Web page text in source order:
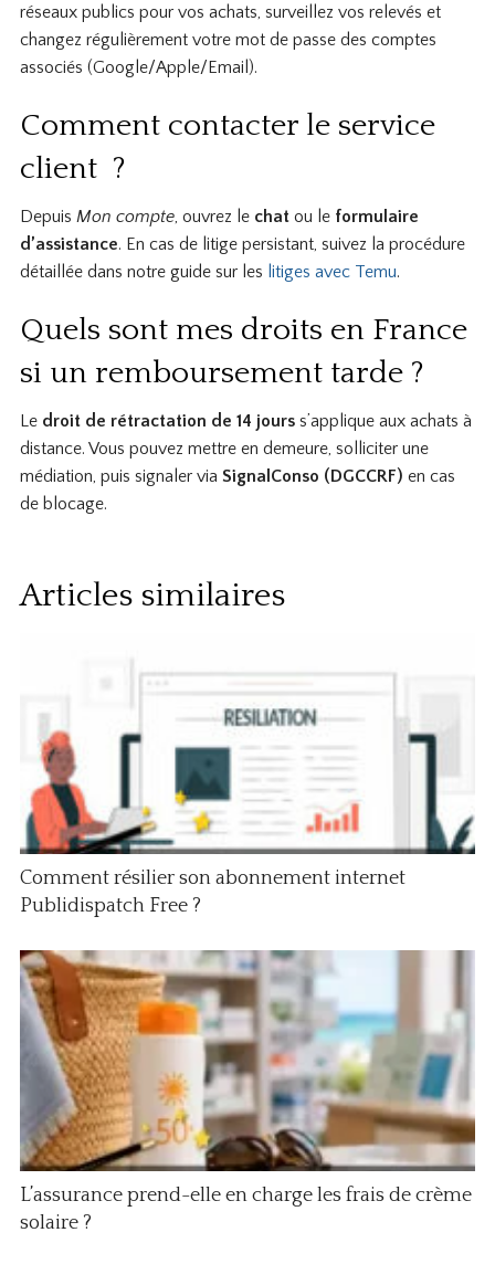
réseaux publics pour vos achats, surveillez vos relevés et
changez régulièrement votre mot de passe des comptes
associés (Google/Apple/Email).
Comment contacter le service
client ?
Depuis Mon compte, ouvrez le chatou le formulaire
d’assistance. En cas de litige persistant, suivez la procédure
détaillée dans notre guide sur les litiges avec Temu.
Quels sont mes droits en France
si un remboursement tarde ?
Le droit de rétractation de 14 jourss’applique aux achats à
distance. Vous pouvez mettre en demeure, solliciter une
médiation, puis signaler via SignalConso (DGCCRF) en cas
de blocage.
Articles similaires
Comment résilier son abonnement internet
Publidispatch Free ?
L’assurance prend-elle en charge les frais de crème
solaire ?